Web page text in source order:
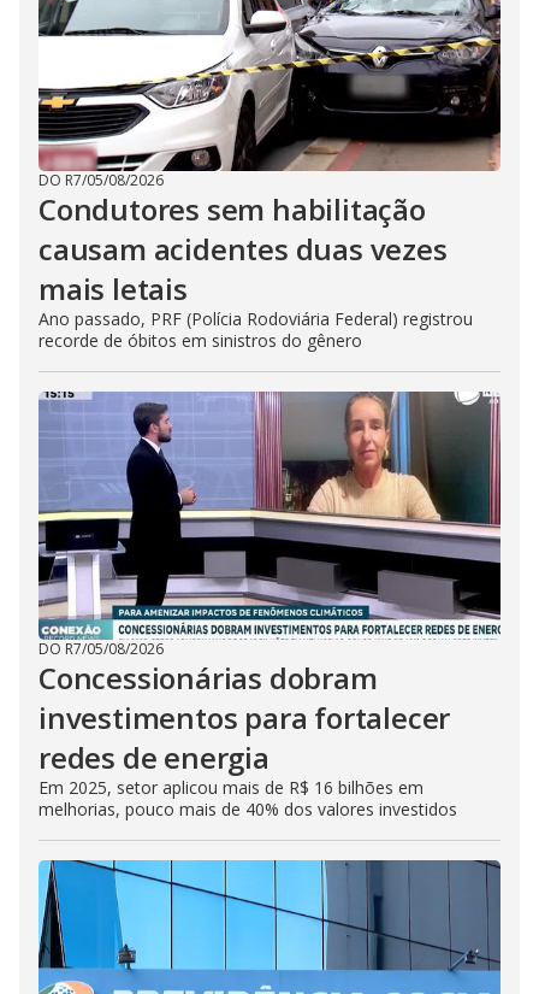
DO R7/05/08/2026
Condutores sem habilitação
causam acidentes duas vezes
mais letais
Ano passado, PRF (Polícia Rodoviária Federal) registrou
recorde de óbitos em sinistros do gênero
DO R7/05/08/2026
Concessionárias dobram
investimentos para fortalecer
redes de energia
Em 2025, setor aplicou mais de R$ 16 bilhões em
melhorias, pouco mais de 40% dos valores investidos